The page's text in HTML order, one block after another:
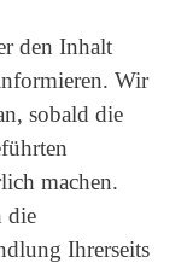
den Inhalt
Wir
sobald die
machen.
die
Ihrerseits